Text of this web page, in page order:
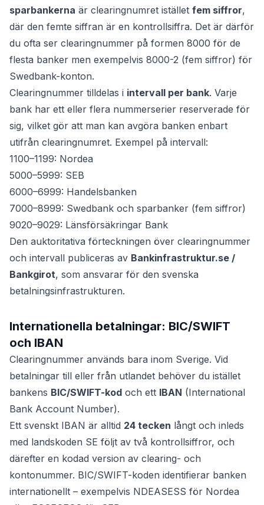
sparbankerna är clearingnumret istället fem siffror,
där den femte siffran är en kontrollsiffra. Det är därför
du ofta ser clearingnummer på formen 8000 för de
flesta banker men exempelvis 8000-2 (fem siffror) för
Swedbank-konton.
Clearingnummer tilldelas i intervall per bank. Varje
bank har ett eller flera nummerserier reserverade för
sig, vilket gör att man kan avgöra banken enbart
utifrån clearingnumret. Exempel på intervall:
1100–1199: Nordea
5000–5999: SEB
6000–6999: Handelsbanken
7000–8999: Swedbank och sparbanker (fem siffror)
9020–9029: Länsförsäkringar Bank
Den auktoritativa förteckningen över clearingnummer
och intervall publiceras av Bankinfrastruktur.se /
Bankgirot, som ansvarar för den svenska
betalningsinfrastrukturen.
Internationella betalningar: BIC/SWIFT
och IBAN
Clearingnummer används bara inom Sverige. Vid
betalningar till eller från utlandet behöver du istället
bankens BIC/SWIFT-kod och ett IBAN (International
Bank Account Number).
Ett svenskt IBAN är alltid 24 tecken långt och inleds
med landskoden SE följt av två kontrollsiffror, och
därefter en kodad version av clearing- och
kontonummer. BIC/SWIFT-koden identifierar banken
internationellt – exempelvis NDEASESS för Nordea